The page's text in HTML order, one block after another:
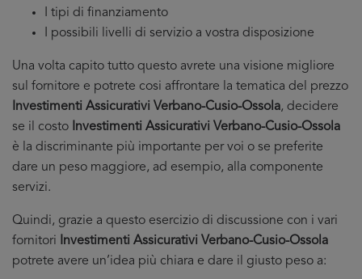
I tipi di finanziamento
I possibili livelli di servizio a vostra disposizione
Una volta capito tutto questo avrete una visione migliore
sul fornitore e potrete cosi affrontare la tematica del prezzo
Investimenti Assicurativi Verbano-Cusio-Ossola, decidere
se il costo Investimenti Assicurativi Verbano-Cusio-Ossola
è la discriminante più importante per voi o se preferite
dare un peso maggiore, ad esempio, alla componente
servizi.
Quindi, grazie a questo esercizio di discussione con i vari
fornitori
Investimenti Assicurativi Verbano-Cusio-Ossola
potrete avere un’idea più chiara e dare il giusto peso a: